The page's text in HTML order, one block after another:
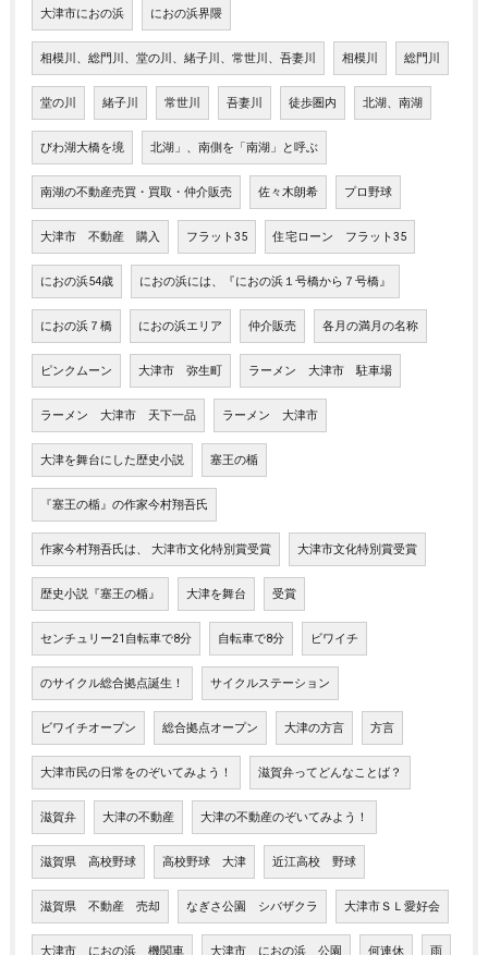
大津市におの浜 におの浜界隈
相模川、総門川、堂の川、緒子川、常世川、吾妻川 相模川 総門川
堂の川 緒子川 常世川 吾妻川 徒歩圏内 北湖、南湖
びわ湖大橋を境 北湖」、南側を「南湖」と呼ぶ
南湖の不動産売買・買取・仲介販売 佐々木朗希 プロ野球
大津市 不動産 購入 フラット35 住宅ローン フラット35
におの浜54歳 におの浜には、『におの浜１号橋から７号橋』
におの浜７橋 におの浜エリア 仲介販売 各月の満月の名称
ピンクムーン 大津市 弥生町 ラーメン 大津市 駐車場
ラーメン 大津市 天下一品 ラーメン 大津市
大津を舞台にした歴史小説 塞王の楯
『塞王の楯』の作家今村翔吾氏
作家今村翔吾氏は、 大津市文化特別賞受賞 大津市文化特別賞受賞
歴史小説『塞王の楯』 大津を舞台 受賞
センチュリー21自転車で8分 自転車で8分 ビワイチ
のサイクル総合拠点誕生！ サイクルステーション
ビワイチオープン 総合拠点オープン 大津の方言 方言
大津市民の日常をのぞいてみよう！ 滋賀弁ってどんなことば？
滋賀弁 大津の不動産 大津の不動産のぞいてみよう！
滋賀県 高校野球 高校野球 大津 近江高校 野球
滋賀県 不動産 売却 なぎさ公園 シバザクラ 大津市ＳＬ愛好会
大津市 におの浜 機関車 大津市 におの浜 公園 何連休 雨